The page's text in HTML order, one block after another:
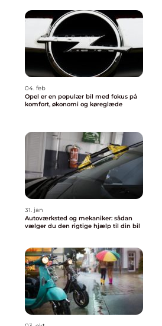
04. feb
Opel er en populær bil med fokus på
komfort, økonomi og køreglæde
31. jan
Autoværksted og mekaniker: sådan
vælger du den rigtige hjælp til din bil